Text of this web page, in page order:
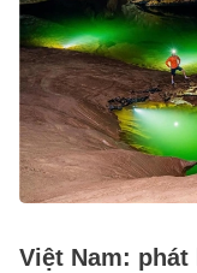
Việt Nam: